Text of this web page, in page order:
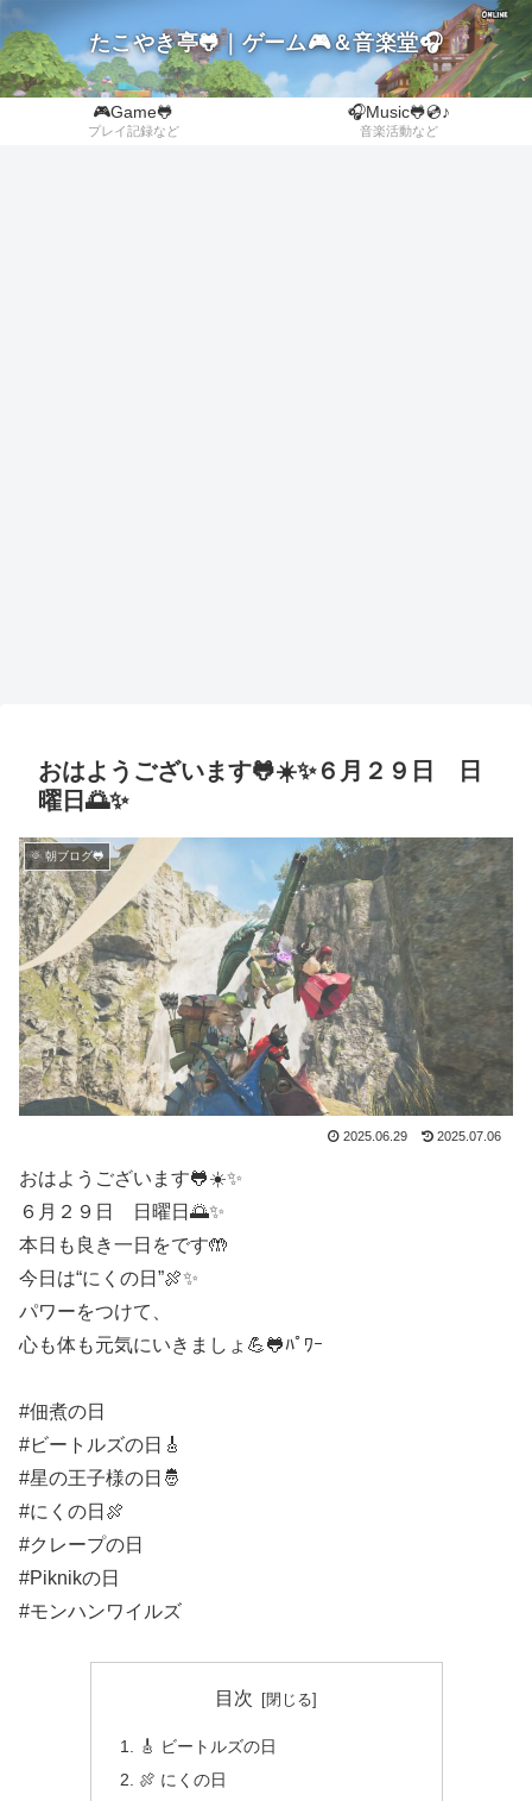
たこやき亭🐸｜ゲーム🎮＆音楽堂🎧
🎮Game🐸
プレイ記録など
🎧Music🐸💿♪
音楽活動など
おはようございます🐸☀️✨６月２９日 日
曜日🌅✨
🌞 朝ブログ🐸
2025.06.29 2025.07.06
おはようございます🐸☀️✨
６月２９日 日曜日🌅✨
本日も良き一日をです🤲
今日は“にくの日”🍖✨
パワーをつけて、
心も体も元気にいきましょ💪🐸ﾊﾟﾜｰ
#佃煮の日
#ビートルズの日🎸
#星の王子様の日🤴
#にくの日🍖
#クレープの日
#Piknikの日
#モンハンワイルズ
目次
🎸 ビートルズの日
🍖 にくの日